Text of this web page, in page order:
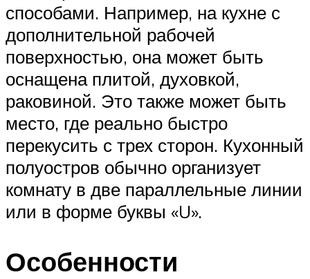
способами. Например, на кухне с
дополнительной рабочей
поверхностью, она может быть
оснащена плитой, духовкой,
раковиной. Это также может быть
место, где реально быстро
перекусить с трех сторон. Кухонный
полуостров обычно организует
комнату в две параллельные линии
или в форме буквы «U».
Особенности